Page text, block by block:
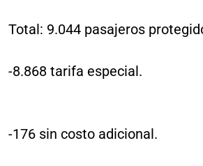
Total: 9.044 pasajeros
-8.868 tarifa especial.
-176 sin costo adicional.